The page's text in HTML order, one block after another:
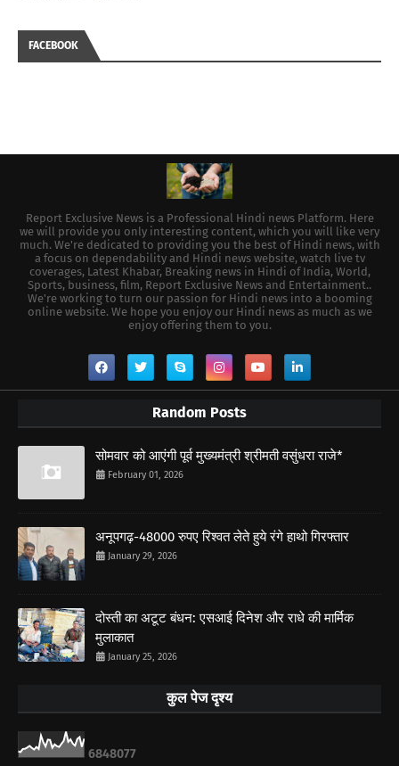
FACEBOOK
Report Exclusive News is a Professional Hindi news Platform. Here
we will provide you only interesting content, which you will like very
much. We're dedicated to providing you the best of Hindi news, with
a focus on dependability and Hindi news website, watch live tv
coverages, Latest Khabar, Breaking news in Hindi of India, World,
Sports, business, film, Report Exclusive News and Entertainment..
We're working to turn our passion for Hindi news into a booming
online website. We hope you enjoy our Hindi news as much as we
enjoy offering them to you.
Random Posts
सोमवार को आएंगी पूर्व मुख्यमंत्री श्रीमती वसुंधरा राजे*
February 01, 2026
अनूपगढ़-48000 रुपए रिश्वत लेते हुये रंगे हाथो गिरफ्तार
January 29, 2026
दोस्ती का अटूट बंधन: एसआई दिनेश और राधे की मार्मिक
मुलाकात
January 25, 2026
कुल पेज दृश्य
6848077